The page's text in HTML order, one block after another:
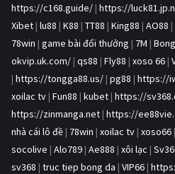
https://c168.guide/ | https://
Xibet | lu88 | K88 | TT88 | King88 | AO88 |
78win | game bài đổi thưởng | 7M |
okvip.uk.com/ | qs88 | Fly88 | xoso 66 |
| https://tongga88.us/ | pg88 | https://
xoilac tv | Fun88 | kubet | https://
https://zinmanga.net | https://
nhà cái lô đề | 78win | xoilac tv | xoso66 |
socolive | Alo789 | Ae888 | xôi lạc |
sv368 | truc tiep bong da | VIP66 |